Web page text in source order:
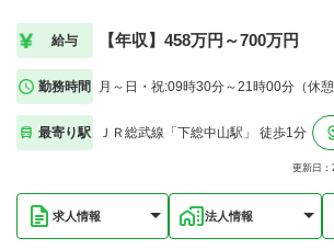
給与 【年収】458万円～700万円
勤務時間 月～日・祝:09時30分～21時00分（休憩
最寄り駅 ＪＲ総武線「下総中山駅」 徒歩1分
更新日
求人情報 法人情報